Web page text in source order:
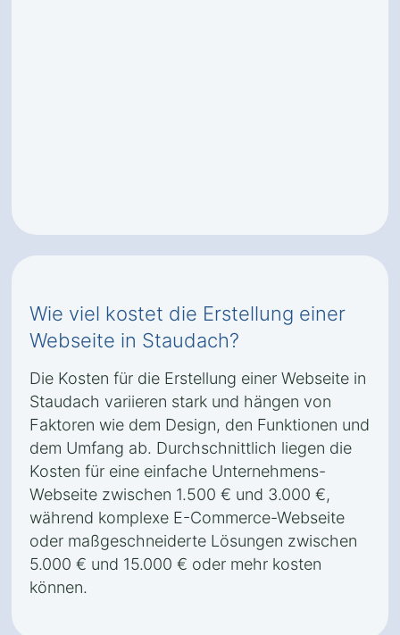
Wie viel kostet die Erstellung einer
Webseite in Staudach?
Die Kosten für die Erstellung einer Webseite in
Staudach variieren stark und hängen von
Faktoren wie dem Design, den Funktionen und
dem Umfang ab. Durchschnittlich liegen die
Kosten für eine einfache Unternehmens-
Webseite zwischen 1.500 € und 3.000 €,
während komplexe E-Commerce-Webseite
oder maßgeschneiderte Lösungen zwischen
5.000 € und 15.000 € oder mehr kosten
können.